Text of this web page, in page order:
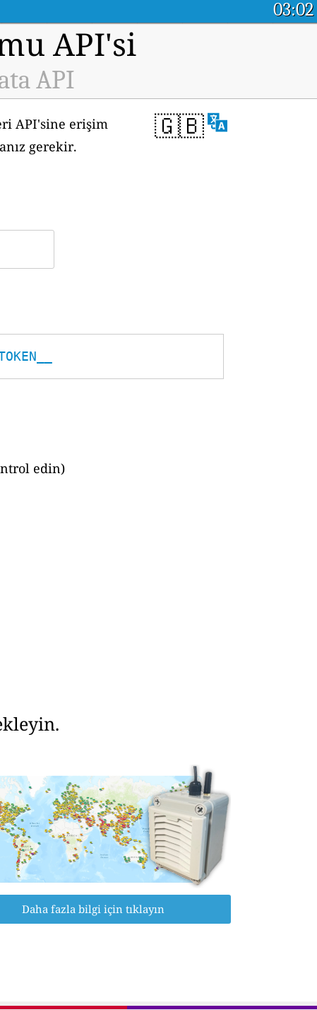
03:02
API'si
API
🇬🇧
API'sine erişim
gerekir.
edin)
Daha fazla bilgi için tıklayın